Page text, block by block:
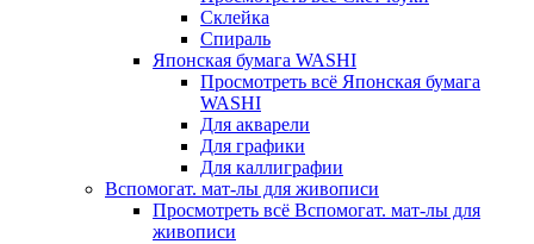
Склейка
Спираль
Японская бумага WASHI
Просмотреть всё Японская бумага
WASHI
Для акварели
Для графики
Для каллиграфии
Вспомогат. мат-лы для живописи
Просмотреть всё Вспомогат. мат-лы для
живописи